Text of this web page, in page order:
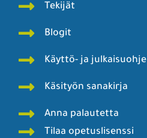
Tekijät
Blogit
Käyttö- ja
Käsityön sanakirja
Anna palautetta
Tilaa opetuslisenssi